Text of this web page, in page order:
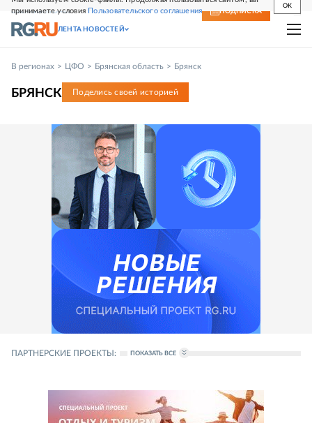
принимаете условия Пользовательского соглашения
OK
СВЕЖИЙ НОМЕР ПОДПИСКА
ЛЕНТА НОВОСТЕЙ
В регионах ЦФО Брянская область Брянск
БРЯНСК Поделись своей историей
ПАРТНЕРСКИЕ ПРОЕКТЫ: ПОКАЗАТЬ ВСЕ